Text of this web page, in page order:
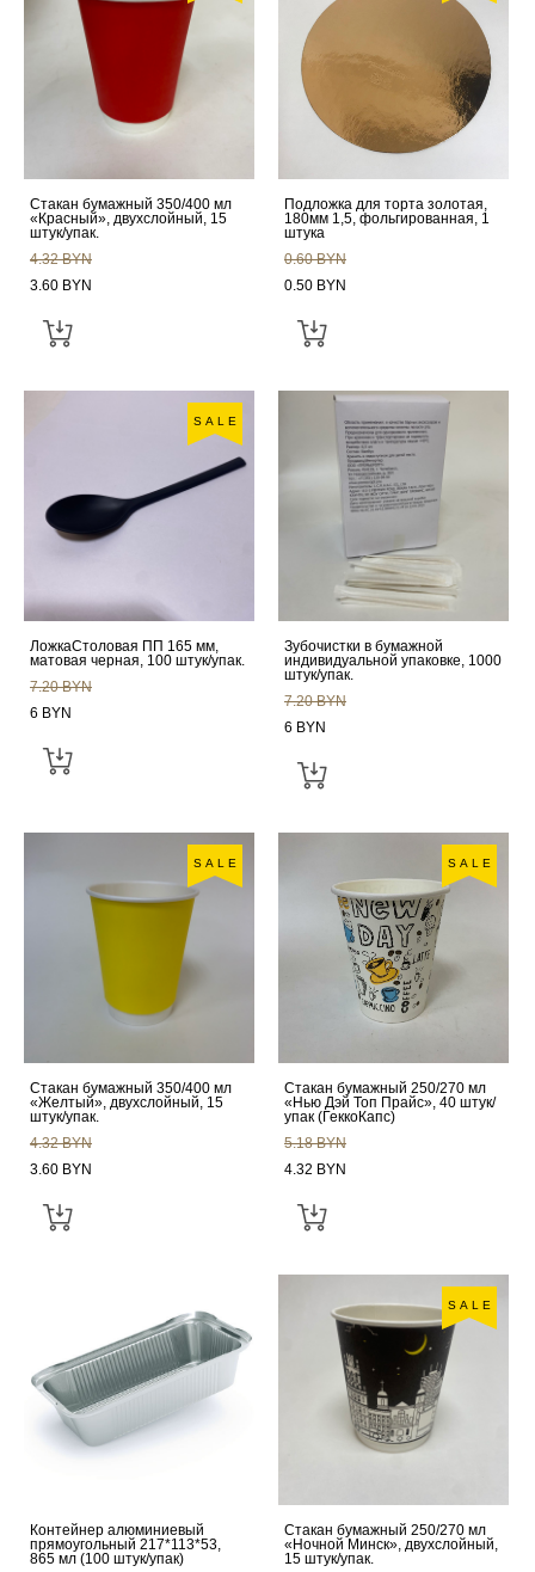
Стакан бумажный 350/400 мл
«Красный», двухслойный, 15
штук/упак.
4.32 BYN
3.60 BYN
Подложка для торта золотая,
180мм 1,5, фольгированная, 1
штука
0.60 BYN
0.50 BYN
SALE
ЛожкаСтоловая ПП 165 мм,
матовая черная, 100 штук/упак.
7.20 BYN
6 BYN
Зубочистки в бумажной
индивидуальной упаковке, 1000
штук/упак.
7.20 BYN
6 BYN
SALE
Стакан бумажный 350/400 мл
«Желтый», двухслойный, 15
штук/упак.
4.32 BYN
3.60 BYN
SALE
Стакан бумажный 250/270 мл
«Нью Дэй Топ Прайс», 40 штук/
упак (ГеккоКапс)
5.18 BYN
4.32 BYN
Контейнер алюминиевый
прямоугольный 217*113*53,
865 мл (100 штук/упак)
SALE
Стакан бумажный 250/270 мл
«Ночной Минск», двухслойный,
15 штук/упак.